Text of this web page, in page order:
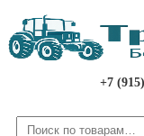
Перейти
содержимому
+7
Искать: